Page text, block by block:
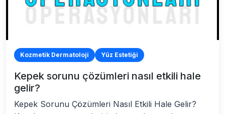
Kozmetik Dermatoloji Yüz Estetiği
Kepek sorunu çözümleri nasıl etkili hale
gelir?
Kepek Sorunu Çözümleri Nasıl Etkili Hale Gelir?